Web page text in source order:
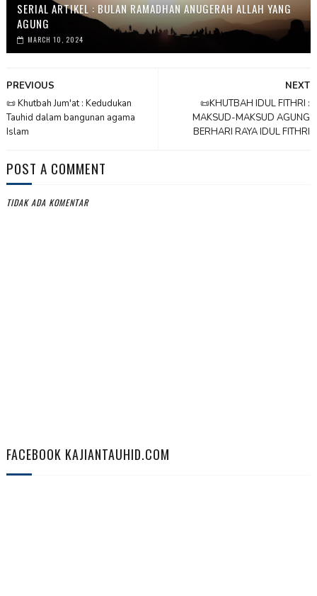
SERIAL ARTIKEL : BULAN RAMADHAN ANUGERAH ALLAH YANG
AGUNG
MARCH 10, 2024
NEXT
📜KHUTBAH IDUL FITHRI :
MAKSUD-MAKSUD AGUNG
BERHARI RAYA IDUL FITHRI
PREVIOUS
📜 Khutbah Jum'at : Kedudukan
Tauhid dalam bangunan agama
Islam
POST A COMMENT
TIDAK ADA KOMENTAR
FACEBOOK KAJIANTAUHID.COM